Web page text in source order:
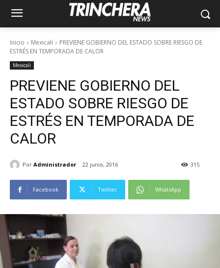
Inicio Mexicali
PREVIENE GOBIERNO DEL ESTADO SOBRE RIESGO DE
ESTRÉS EN TEMPORADA DE CALOR
Mexicali
PREVIENE GOBIERNO DEL
ESTADO SOBRE RIESGO DE
ESTRÉS EN TEMPORADA DE
CALOR
Por Administrador 22 junio, 2016 315
Facebook Twitter WhatsApp